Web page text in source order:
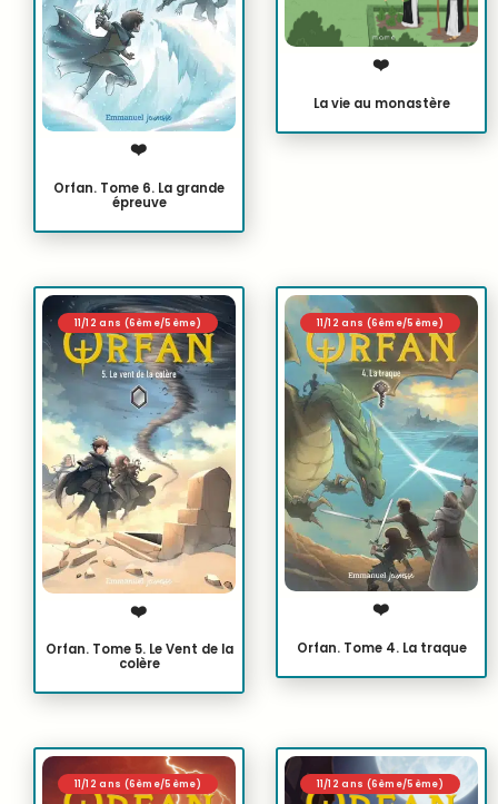
❤️
Orfan. Tome 6. La grande
épreuve
❤️
La vie au monastère
11/12 ans (6ème/5ème)
❤️
Orfan. Tome 5. Le Vent de la
colère
11/12 ans (6ème/5ème)
❤️
Orfan. Tome 4. La traque
11/12 ans (6ème/5ème) 11/12 ans (6ème/5ème)